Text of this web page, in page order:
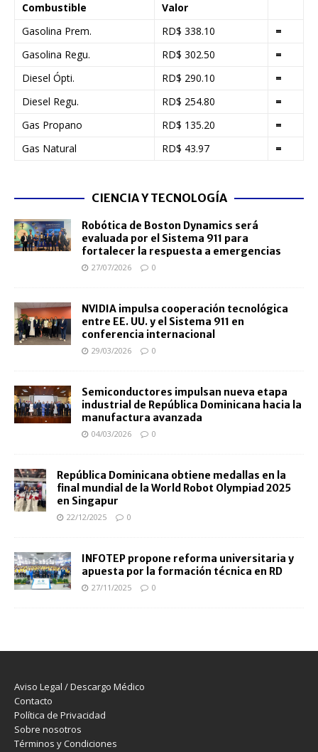
Combustible
Valor
Gasolina Prem.
RD$ 338.10
=
Gasolina Regu.
RD$ 302.50
=
Diesel Ópti.
RD$ 290.10
=
Diesel Regu.
RD$ 254.80
=
Gas Propano
RD$ 135.20
=
Gas Natural
RD$ 43.97 =
CIENCIA Y TECNOLOGÍA
Robótica de Boston Dynamics será
evaluada por el Sistema 911 para
fortalecer la respuesta a emergencias
27/07/2026 0
NVIDIA impulsa cooperación tecnológica
entre EE. UU. y el Sistema 911 en
conferencia internacional
29/03/2026 0
Semiconductores impulsan nueva etapa
industrial de República Dominicana hacia la
manufactura avanzada
04/03/2026 0
República Dominicana obtiene medallas en la
final mundial de la World Robot Olympiad 2025
en Singapur
22/12/2025 0
INFOTEP propone reforma universitaria y
apuesta por la formación técnica en RD
27/11/2025 0
Aviso Legal / Descargo Médico
Contacto
Política de Privacidad
Sobre nosotros
Términos y Condiciones